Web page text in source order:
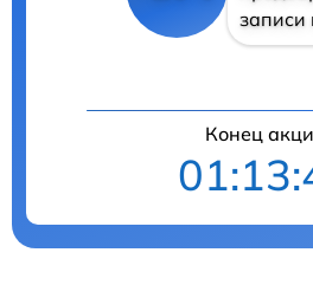
записи
Конец